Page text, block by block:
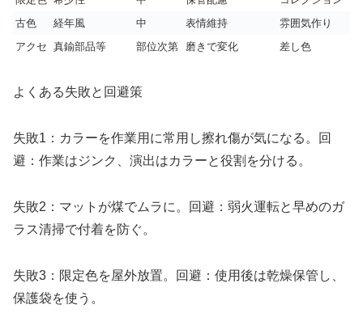
古色
経年風 中 表情維持
雰囲気作り
アクセ 真鍮部品等 部位次第 磨きで変化 差し色
よくある失敗と回避策
失敗1：カラーを作業用に常用し擦れ傷が気になる。回
避：作業はジンク、演出はカラーと役割を分ける。
失敗2：マットが煤でムラに。回避：弱火運転と早めのガ
ラス清掃で付着を防ぐ。
失敗3：限定色を屋外放置。回避：使用後は乾燥保管し、
保護袋を使う。